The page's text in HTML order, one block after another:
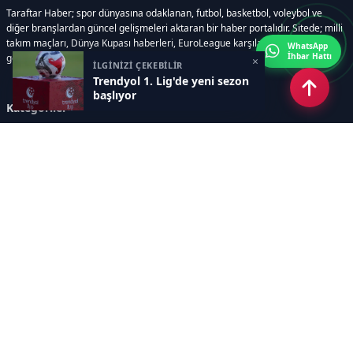
İLGİNİZİ ÇEKEBİLİR
Trendyol 1. Lig'de yeni sezon
başlıyor
×
Taraftar Haber; spor dünyasına odaklanan, futbol, basketbol, voleybol ve
diğer branşlardan güncel gelişmeleri aktaran bir haber portalıdır. Sitede; milli
takım maçları, Dünya Kupası haberleri, EuroLeague karşılaşmaları, transfer
gelişmeleri, sporcuların biyografileri, anketler yer almaktadır.
Kategoriler
WhatsApp
İhbar Hattı